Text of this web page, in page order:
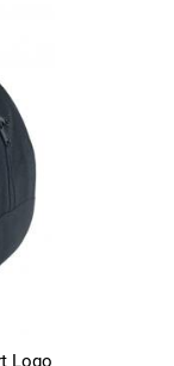
Logo